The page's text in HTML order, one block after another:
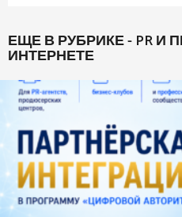
ЕЩЕ В РУБРИКЕ - PR И
ИНТЕРНЕТЕ